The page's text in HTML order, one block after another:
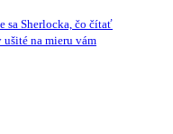
sa Sherlocka, čo čítať
na mieru vám